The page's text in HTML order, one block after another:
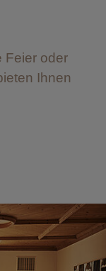
Feier oder
Ihnen